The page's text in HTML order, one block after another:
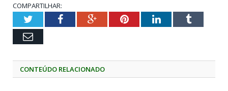
COMPARTILHAR:
TwitterFacebookGoogle+PinterestLinkedInTumblr
Email
CONTEÚDO RELACIONADO